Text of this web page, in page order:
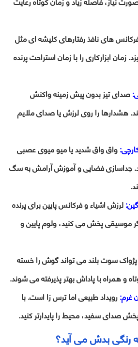
های نافذ رفتارهای کلیشه ای مثل
زمان ابزارکاری را با زمان استراحت پرنده
صدای تیز بدون پیش زمینه واکنش
هشدارها را روی لرزش یا صدای ملایم
واق واق شدید یا میو میوی عصبی
جداسازی فضایی و آموزش آرامش به سگ
لرزش اشیاء و فرکانس پایین برای پرنده
موسیقی پخش می کنید، ولوم پایین و
پژواک سوت بلند می تواند گوش را خسته
و همراه با پاداش بهتر پذیرفته می شوند.
غرم:رویداد طبیعی اما ترس زا است. با
صدای سفید، محیط را پایدارتر کنید.
رنگی بدش می آید؟